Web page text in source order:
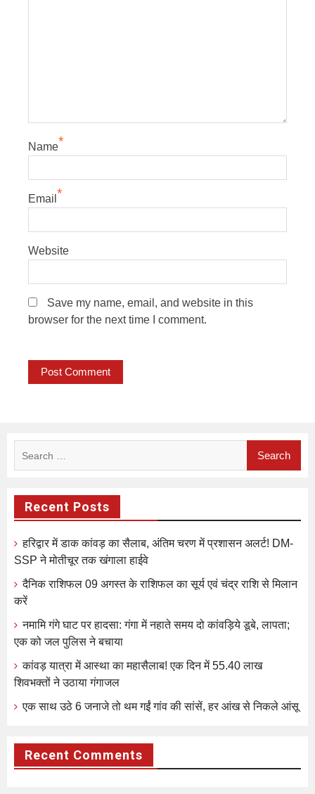
Name*
Email *
Website
Save my name, email, and website in this
browser for the next time I comment.
Recent Posts
हरिद्वार में डाक कांवड़ का सैलाब, अंतिम चरण में प्रशासन अलर्ट! DM-
SSP ने मोतीचूर तक खंगाला हाईवे
दैनिक राशिफल 09 अगस्त के राशिफल का सूर्य एवं चंद्र राशि से मिलान
करें
नमामि गंगे घाट पर हादसा: गंगा में नहाते समय दो कांवड़िये डूबे, लापता;
एक को जल पुलिस ने बचाया
कांवड़ यात्रा में आस्था का महासैलाब! एक दिन में 55.40 लाख
शिवभक्तों ने उठाया गंगाजल
एक साथ उठे 6 जनाजे तो थम गईं गांव की सांसें, हर आंख से निकले आंसू
Recent Comments